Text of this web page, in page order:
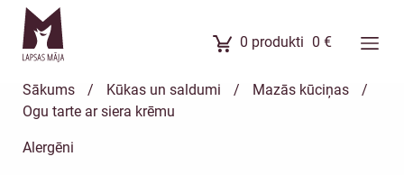
0 produkti 0 €
Ēdienkarte
Sākums / Kūkas un saldumi / Mazās kūciņas
/
Ogu tarte ar siera krēmu
Alergēni